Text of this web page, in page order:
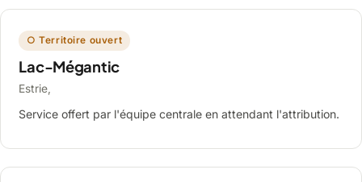
○ Territoire ouvert
Lac-Mégantic
Estrie,
Service offert par l'équipe centrale en attendant l'attribution.